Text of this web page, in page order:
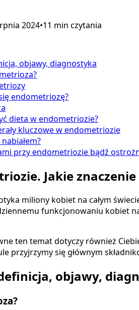
2024•11 min czytania
objawy, diagnostyka
endometriozę?
dieta w endometriozie?
kluczowe w endometriozie
przy endometriozie bądź
Jakie
miliony kobiet na całym
funkcjonowaniu kobiet
ten temat dotyczy również
przyjrzymy się głównym
objawy,